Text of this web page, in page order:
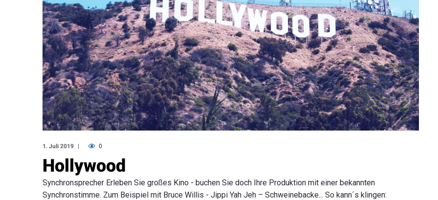
1. Juli 2019 0
Hollywood
Synchronsprecher Erleben Sie großes Kino - buchen Sie doch Ihre Produktion mit einer bekannten
Synchronstimme. Zum Beispiel mit Bruce Willis - Jippi Yah Jeh – Schweinebacke... So kann´s klingen: